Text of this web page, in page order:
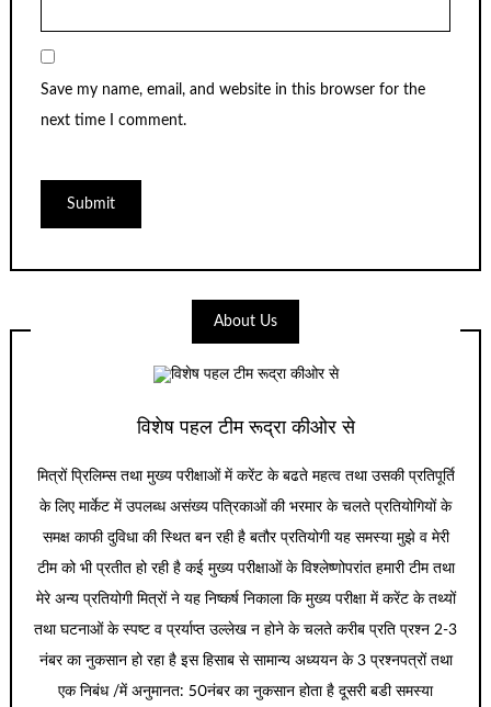
Save my name, email, and website in this browser for the
next time I comment.
About Us
विशेष पहल टीम रूद्रा कीओर से
मित्रों प्रिलिम्स तथा मुख्य परीक्षाओं में करेंट के बढते महत्व तथा उसकी प्रतिपूर्ति
के लिए मार्केट में उपलब्ध असंख्य पत्रिकाओं की भरमार के चलते प्रतियोगियों के
समक्ष काफी दुविधा की स्थित बन रही है बतौर प्रतियोगी यह समस्या मुझे व मेरी
टीम को भी प्रतीत हो रही है कई मुख्य परीक्षाओं के विश्लेष्णोपरांत हमारी टीम तथा
मेरे अन्य प्रतियोगी मित्रों ने यह निष्कर्ष निकाला कि मुख्य परीक्षा में करेंट के तथ्यों
तथा घटनाओं के स्पष्ट व प्रर्याप्त उल्लेख न होने के चलते करीब प्रति प्रश्न 2-3
नंबर का नुकसान हो रहा है इस हिसाब से सामान्य अध्ययन के 3 प्रश्नपत्रों तथा
एक निबंध /में अनुमानत: 50नंबर का नुकसान होता है दूसरी बडी समस्या